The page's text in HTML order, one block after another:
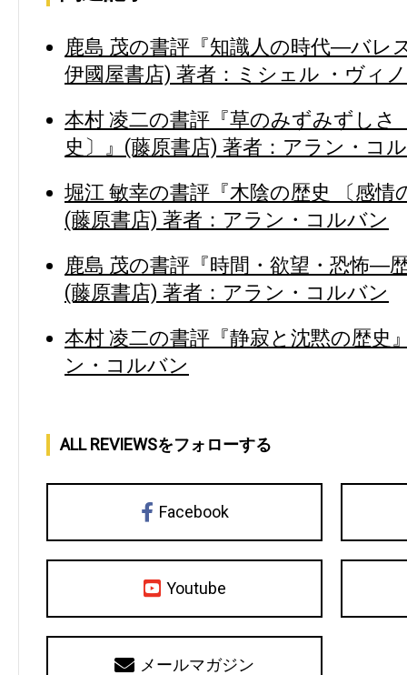
鹿島 茂の書評『知識人の時代―バレ
伊國屋書店) 著者：ミシェル ・ヴィ
本村 凌二の書評『草のみずみずしさ
史〕』(藤原書店) 著者：アラン・コ
堀江 敏幸の書評『木陰の歴史 〔感
(藤原書店) 著者：アラン・コルバン
鹿島 茂の書評『時間・欲望・恐怖―
(藤原書店) 著者：アラン・コルバン
本村 凌二の書評『静寂と沈黙の歴史
ン・コルバン
ALL REVIEWSをフォローする
Facebook
Youtube
メールマガジン